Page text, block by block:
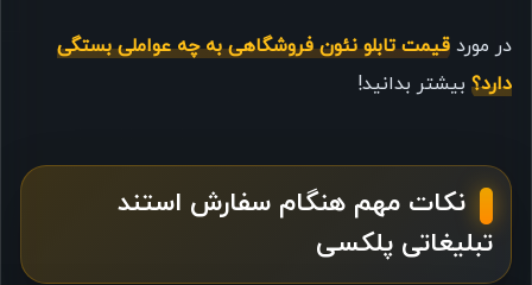
در مورد قیمت تابلو نئون فروشگاهی به چه عواملی بستگی
دارد؟ بیشتر بدانید!
نکات مهم هنگام سفارش استند
تبلیغاتی پلکسی